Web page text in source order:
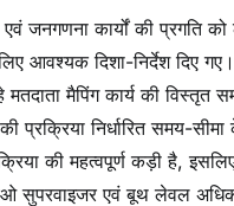
जनगणना कार्यों की प्रगति
आवश्यक दिशा-निर्देश दिए गए।
मैपिंग कार्य की
निर्धारित समय-
की महत्वपूर्ण कड़ी है,
सुपरवाइजर एवं बूथ लेवल